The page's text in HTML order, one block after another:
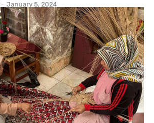
- January 5, 2024